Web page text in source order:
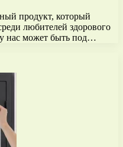
продукт, который
любителей здорового
нас может быть под…